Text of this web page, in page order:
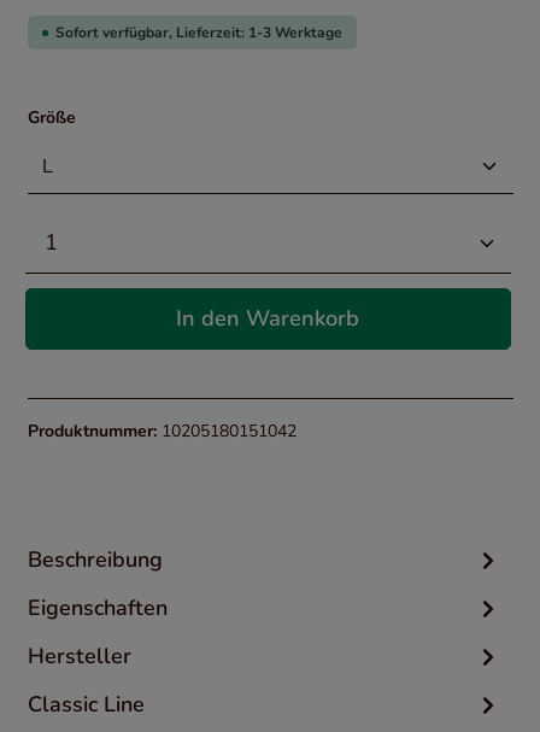
Sofort verfügbar, Lieferzeit: 1-3 Werktage
Größe
In den Warenkorb
Produktnummer: 10205180151042
Beschreibung
Eigenschaften
Hersteller
Classic Line